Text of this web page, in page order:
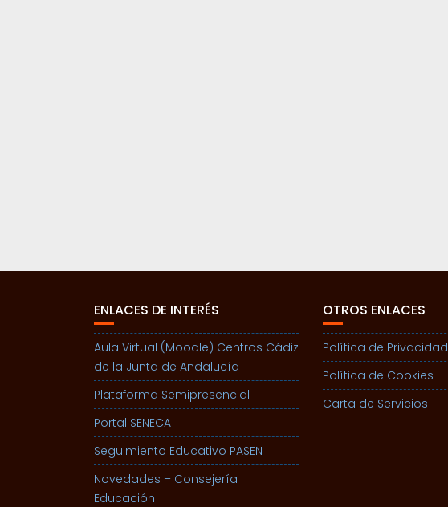
ENLACES DE INTERÉS
Aula Virtual (Moodle) Centros Cádiz
de la Junta de Andalucía
Plataforma Semipresencial
Portal SENECA
Seguimiento Educativo PASEN
Novedades – Consejería
Educación
OTROS ENLACES
Política de Privacidad
Política de Cookies
Carta de Servicios